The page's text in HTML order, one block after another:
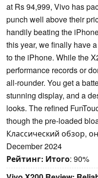
at Rs 94,999, Vivo has
punch well above their
handily beating the
this year, we finally have
to the iPhone. While the
performance records or
all-rounder. You get a
stunning display, and a
looks. The refined
though the pre-loaded
Классический обзор,
December 2024
Рейтинг: Итого: 90%